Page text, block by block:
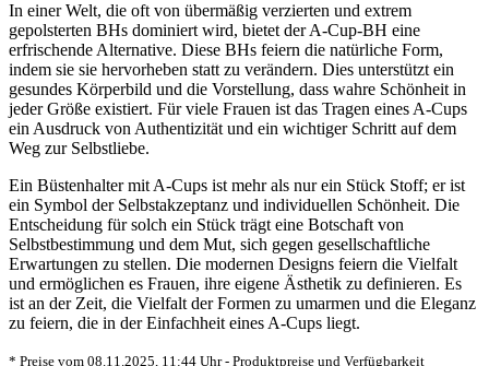
In einer Welt, die oft von übermäßig verzierten und extrem
gepolsterten BHs dominiert wird, bietet der A-Cup-BH eine
erfrischende Alternative. Diese BHs feiern die natürliche Form,
indem sie sie hervorheben statt zu verändern. Dies unterstützt ein
gesundes Körperbild und die Vorstellung, dass wahre Schönheit in
jeder Größe existiert. Für viele Frauen ist das Tragen eines A-Cups
ein Ausdruck von Authentizität und ein wichtiger Schritt auf dem
Weg zur Selbstliebe.
Ein Büstenhalter mit A-Cups ist mehr als nur ein Stück Stoff; er ist
ein Symbol der Selbstakzeptanz und individuellen Schönheit. Die
Entscheidung für solch ein Stück trägt eine Botschaft von
Selbstbestimmung und dem Mut, sich gegen gesellschaftliche
Erwartungen zu stellen. Die modernen Designs feiern die Vielfalt
und ermöglichen es Frauen, ihre eigene Ästhetik zu definieren. Es
ist an der Zeit, die Vielfalt der Formen zu umarmen und die Eleganz
zu feiern, die in der Einfachheit eines A-Cups liegt.
* Preise vom 08.11.2025, 11:44 Uhr - Produktpreise und Verfügbarkeit